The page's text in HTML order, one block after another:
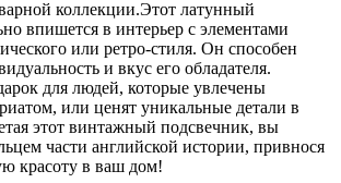
коллекции.Этот латунный
впишется в интерьер с элементами
или ретро-стиля. Он способен
и вкус его обладателя.
для людей, которые увлечены
или ценят уникальные детали в
этот винтажный подсвечник, вы
части английской истории, привнося
красоту в ваш дом!